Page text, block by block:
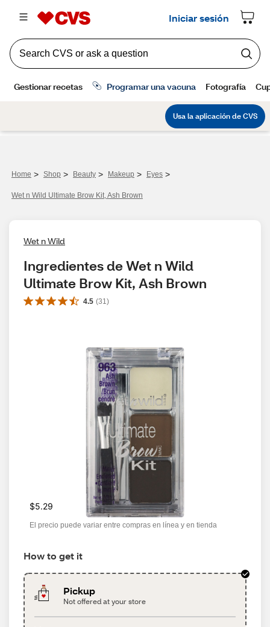
Home > Shop > Beauty > Makeup > Eyes >
Wet n Wild Ultimate Brow Kit, Ash Brown
Wet n Wild
Ingredientes de Wet n Wild
Ultimate Brow Kit, Ash Brown
4.5 (31 )
$5.29
El precio puede variar entre compras en línea y en tienda
How to get it
Pickup
Not offered at your store